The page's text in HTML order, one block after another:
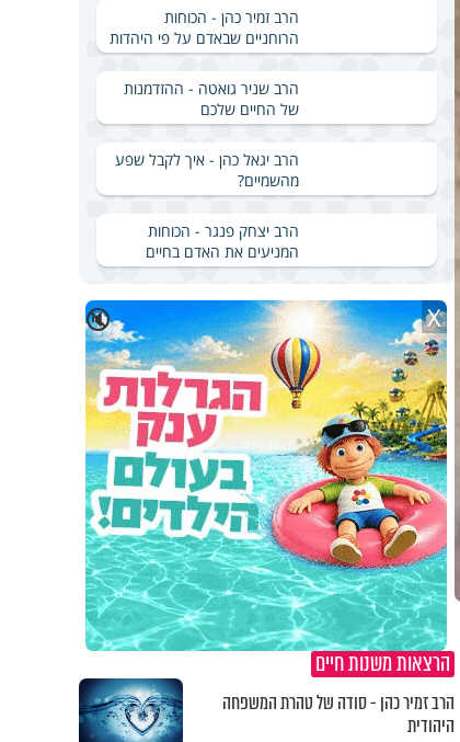
הרב זמיר כהן - הכוחות
הרוחניים שבאדם על פי היהדות
הרב שניר גואטה - ההזדמנות
של החיים שלכם
הרב יגאל כהן - איך לקבל שפע
מהשמיים?
הרב יצחק פנגר - הכוחות
המניעים את האדם בחיים
🔇 X
הרצאות משנות חיים
הרב זמיר כהן - סודה של טהרת המשפחה
היהודית